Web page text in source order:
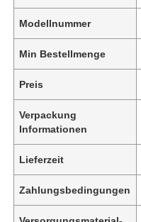
Modellnummer
Min Bestellmenge
Preis
Verpackung
Informationen
Lieferzeit
Zahlungsbedingungen